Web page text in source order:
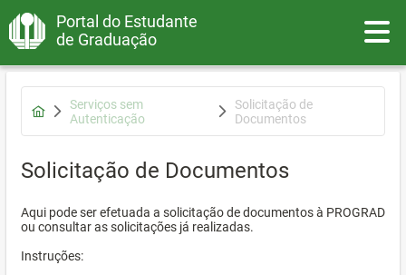
Portal do Estudante
de Graduação
Serviços sem
Autenticação
Solicitação de
Documentos
Solicitação de Documentos
Aqui pode ser efetuada a solicitação de documentos à PROGRAD
ou consultar as solicitações já realizadas.
Instruções: